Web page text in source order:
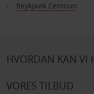
Reykjavik Centrum
HVORDAN KAN VI
VORES TILBUD